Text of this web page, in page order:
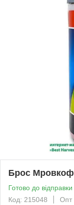
Брос
Готово до відправки
Код: 215048
Опт